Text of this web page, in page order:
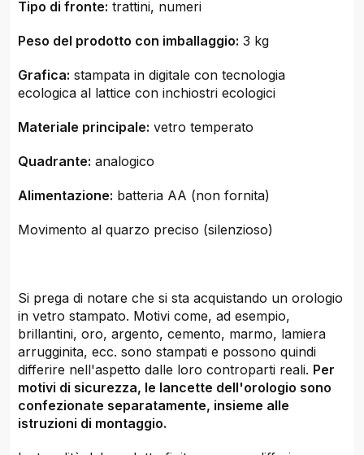
Tipo di fronte: trattini, numeri
Peso del prodotto con imballaggio: 3 kg
Grafica: stampata in digitale con tecnologia
ecologica al lattice con inchiostri ecologici
Materiale principale: vetro temperato
Quadrante: analogico
Alimentazione: batteria AA (non fornita)
Movimento al quarzo preciso (silenzioso)
Si prega di notare che si sta acquistando un orologio
in vetro stampato. Motivi come, ad esempio,
brillantini, oro, argento, cemento, marmo, lamiera
arrugginita, ecc. sono stampati e possono quindi
differire nell'aspetto dalle loro controparti reali. Per
motivi di sicurezza, le lancette dell'orologio sono
confezionate separatamente, insieme alle
istruzioni di montaggio.